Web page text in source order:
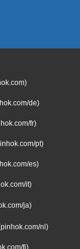
de)
fr)
pt)
es)
it)
ja)
nl)
fi)